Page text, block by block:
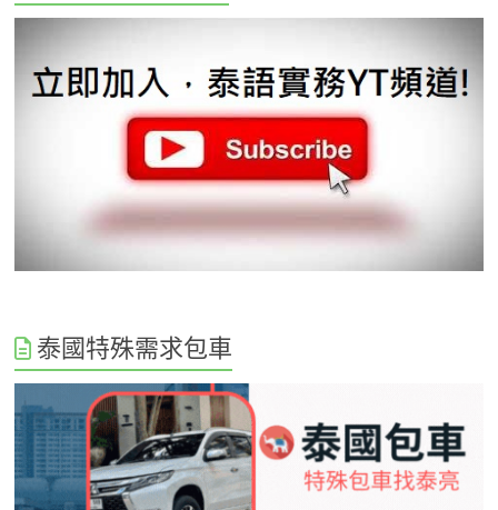
泰國特殊需求包車